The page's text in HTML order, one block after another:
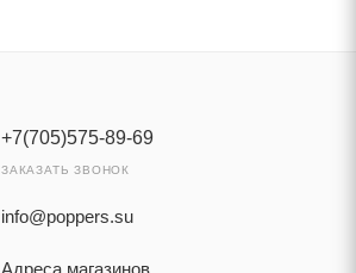
+7(705)575-89-69
ЗАКАЗАТЬ ЗВОНОК
info@poppers.su
Адреса магазинов